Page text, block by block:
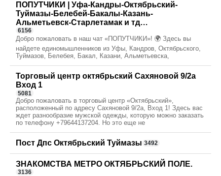
ПОПУТЧИКИ | Уфа-Кандры-Октябрьский-
Туймазы-Белебей-Бакалы-Казань-
Альметьевск-Старлетамак и тд…
6156
Добро пожаловать в наш чат «ПОПУТЧИКИ»! 🌍 Здесь вы
найдете единомышленников из Уфы, Кандров, Октябрьского,
Туймазов, Белебея, Бакал, Казани, Альметьевска,
Торговый центр октябрьский Сахяновой 9/2а
Вход 1
5081
Добро пожаловать в торговый центр «Октябрьский»,
расположенный по адресу Сахяновой 9/2а, Вход 1! Здесь вас
ждет разнообразие мужской одежды, которую можно заказать
по телефону +79644137204. Но это еще не
Пост Дпс Октябрьский Туймазы 3492
ЗНАКОМСТВА МЕТРО ОКТЯБРЬСКИЙ ПОЛЕ.
3136